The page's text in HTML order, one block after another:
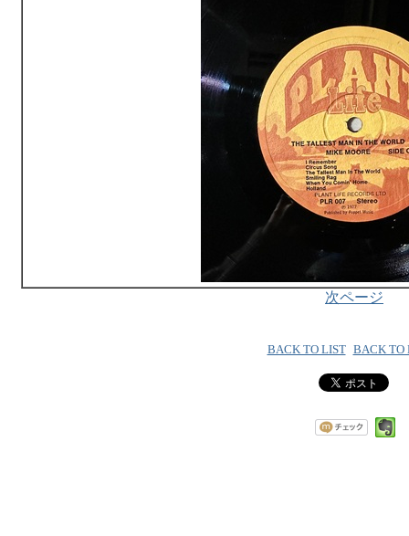
次ページ
BACK TO LIST BACK TO